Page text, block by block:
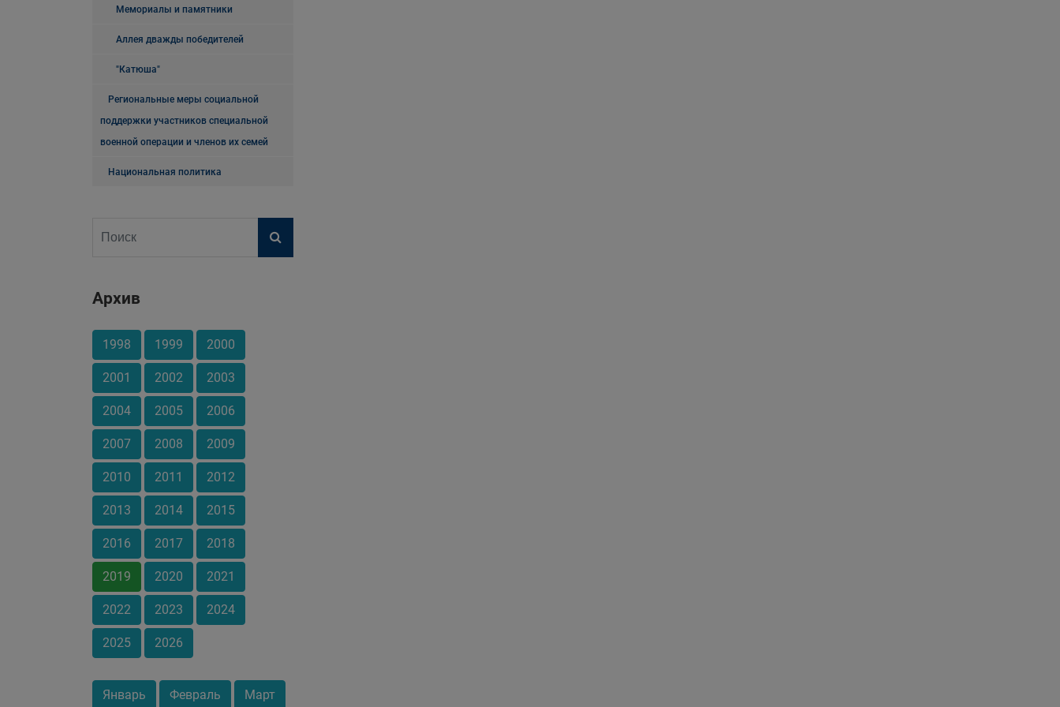
Мемориалы и памятники
Аллея дважды победителей
"Катюша"
Региональные меры социальной
поддержки участников специальной
военной операции и членов их семей
Национальная политика
Архив
1998 1999 2000
2001 2002 2003
2004 2005 2006
2007 2008 2009
2010 2011 2012
2013 2014 2015
2016 2017 2018
2019 2020 2021
2022 2023 2024
2025 2026
Январь Февраль Март